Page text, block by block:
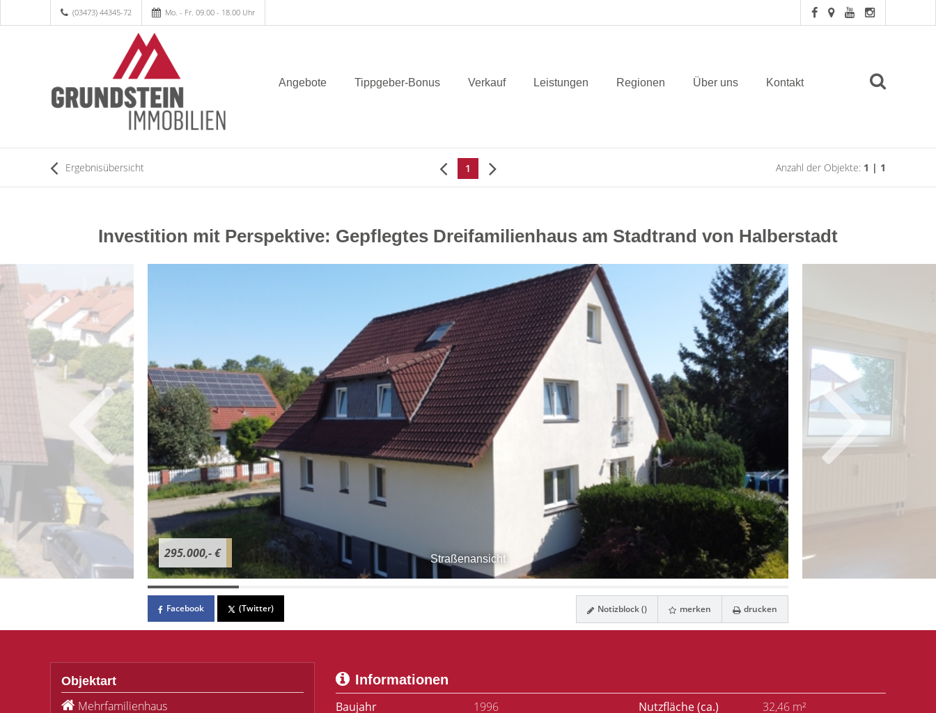
(03473) 44345-72 Mo. - Fr. 09.00 - 18.00 Uhr
Angebote Tippgeber-Bonus Verkauf Leistungen Regionen Über uns Kontakt
Ergebnisübersicht 1 Anzahl der Objekte: 1 | 1
Investition mit Perspektive: Gepflegtes Dreifamilienhaus am Stadtrand von Halberstadt
Straßenansicht
295.000,- €
Facebook (Twitter) Notizblock () merken drucken
Objektart
Mehrfamilienhaus
Informationen
Baujahr
1996 Nutzfläche (ca.)
32,46 m²